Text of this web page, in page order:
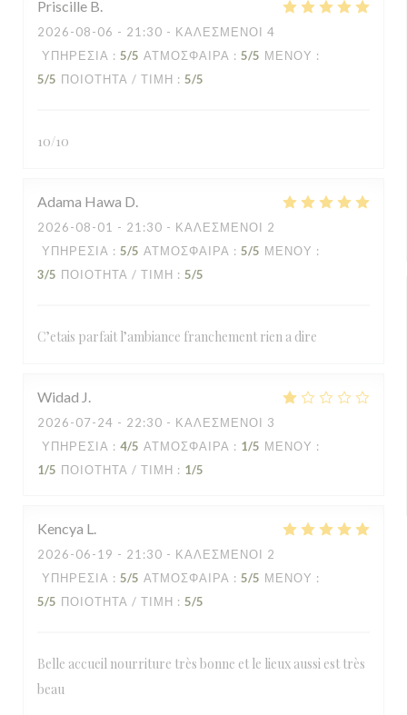
Priscille B
2026-08-06 - 21:30 - ΚΑΛΕΣΜΈΝΟΙ 4
ΥΠΗΡΕΣΊΑ : 5/5 ΑΤΜΌΣΦΑΙΡΑ : 5/5 ΜΕΝΟΎ :
5/5 ΠΟΙΌΤΗΤΑ / ΤΙΜΉ : 5/5
10/10
Adama Hawa D
2026-08-01 - 21:30 - ΚΑΛΕΣΜΈΝΟΙ 2
ΥΠΗΡΕΣΊΑ : 5/5 ΑΤΜΌΣΦΑΙΡΑ : 5/5 ΜΕΝΟΎ :
3/5 ΠΟΙΌΤΗΤΑ / ΤΙΜΉ : 5/5
C’etais parfait l’ambiance franchement rien a dire
Widad J
2026-07-24 - 22:30 - ΚΑΛΕΣΜΈΝΟΙ 3
ΥΠΗΡΕΣΊΑ : 4/5 ΑΤΜΌΣΦΑΙΡΑ : 1/5 ΜΕΝΟΎ :
1/5 ΠΟΙΌΤΗΤΑ / ΤΙΜΉ : 1/5
Kencya L
2026-06-19 - 21:30 - ΚΑΛΕΣΜΈΝΟΙ 2
ΥΠΗΡΕΣΊΑ : 5/5 ΑΤΜΌΣΦΑΙΡΑ : 5/5 ΜΕΝΟΎ :
5/5 ΠΟΙΌΤΗΤΑ / ΤΙΜΉ : 5/5
Belle accueil nourriture très bonne et le lieux aussi est très
beau